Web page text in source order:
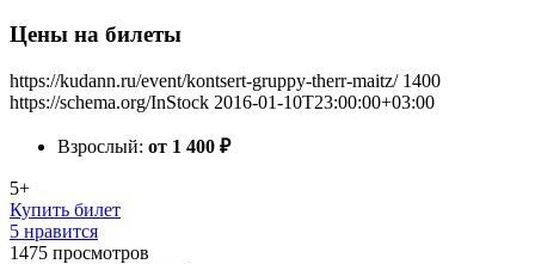
Цены на билеты
https://kudann.ru/event/kontsert-gruppy-therr-maitz/ 1400
https://schema.org/InStock 2016-01-10T23:00:00+03:00
Взрослый: от 1 400 ₽
5+
Купить билет
5 нравится
1475 просмотров